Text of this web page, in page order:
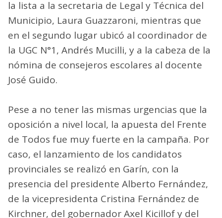
la lista a la secretaria de Legal y Técnica del
Municipio, Laura Guazzaroni, mientras que
en el segundo lugar ubicó al coordinador de
la UGC N°1, Andrés Mucilli, y a la cabeza de la
nómina de consejeros escolares al docente
José Guido.
Pese a no tener las mismas urgencias que la
oposición a nivel local, la apuesta del Frente
de Todos fue muy fuerte en la campaña. Por
caso, el lanzamiento de los candidatos
provinciales se realizó en Garín, con la
presencia del presidente Alberto Fernández,
de la vicepresidenta Cristina Fernández de
Kirchner, del gobernador Axel Kicillof y del